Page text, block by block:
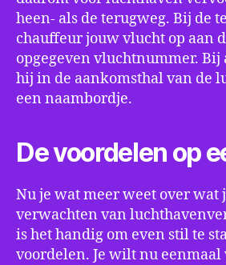
heen- als de terugweg. Bij de
chauffeur jouw vlucht op aan
opgegeven vluchtnummer. Bij
hij in de aankomsthal van de
een naambordje.
De voordelen op
Nu je wat meer weet over wat
verwachten van
is het handig om even stil te
voordelen. Je wilt nu